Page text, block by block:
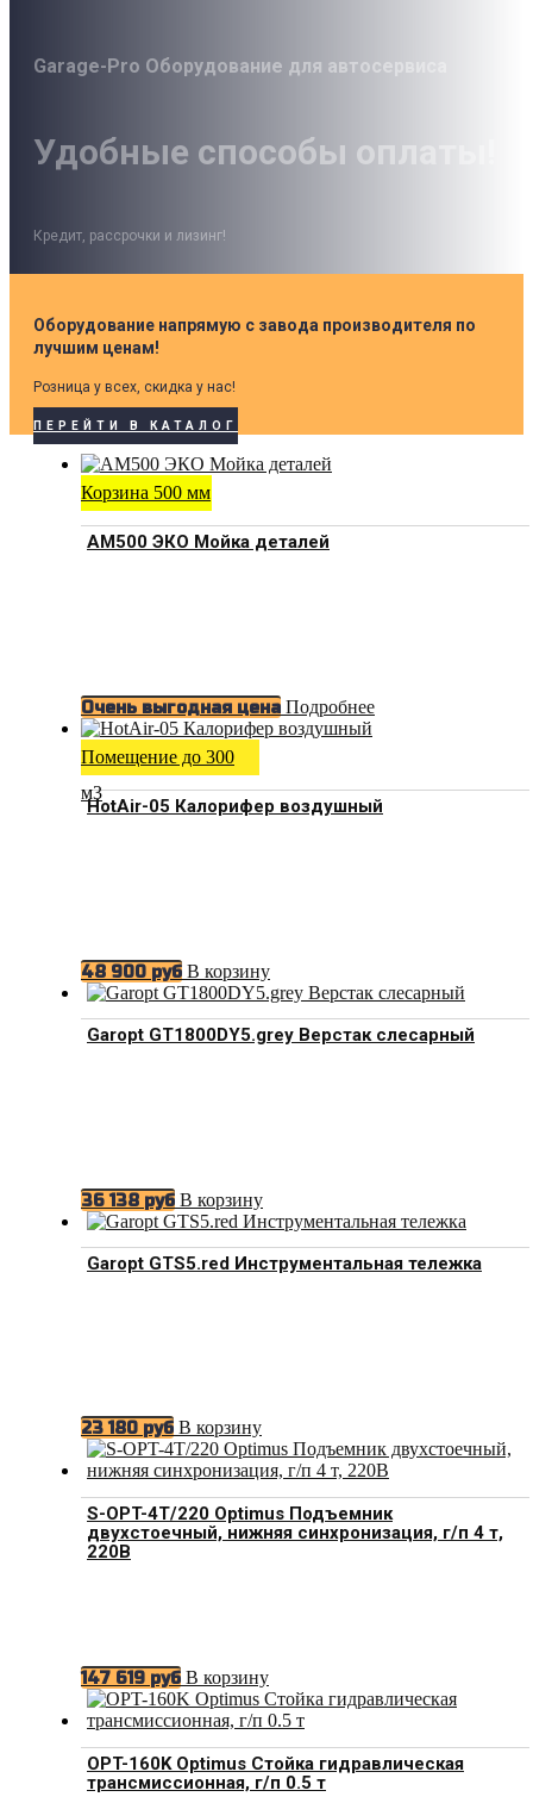
Garage-Pro Оборудование для автосервиса
Удобные способы оплаты!
Кредит, рассрочки и лизинг!
Оборудование напрямую с завода производителя по
лучшим ценам!
Розница у всех, скидка у нас!
ПЕРЕЙТИ В КАТАЛОГ
Корзина 500 мм
АМ500 ЭКО Мойка деталей
Очень выгодная цена Подробнее
Помещение до 300
м3
HotAir-05 Калорифер воздушный
48 900 руб В корзину
Garopt GT1800DY5.grey Верстак слесарный
36 138 руб В корзину
Garopt GTS5.red Инструментальная тележка
23 180 руб В корзину
S-OPT-4T/220 Optimus Подъемник
двухстоечный, нижняя синхронизация, г/п 4 т,
220В
147 619 руб В корзину
OPT-160K Optimus Стойка гидравлическая
трансмиссионная, г/п 0.5 т